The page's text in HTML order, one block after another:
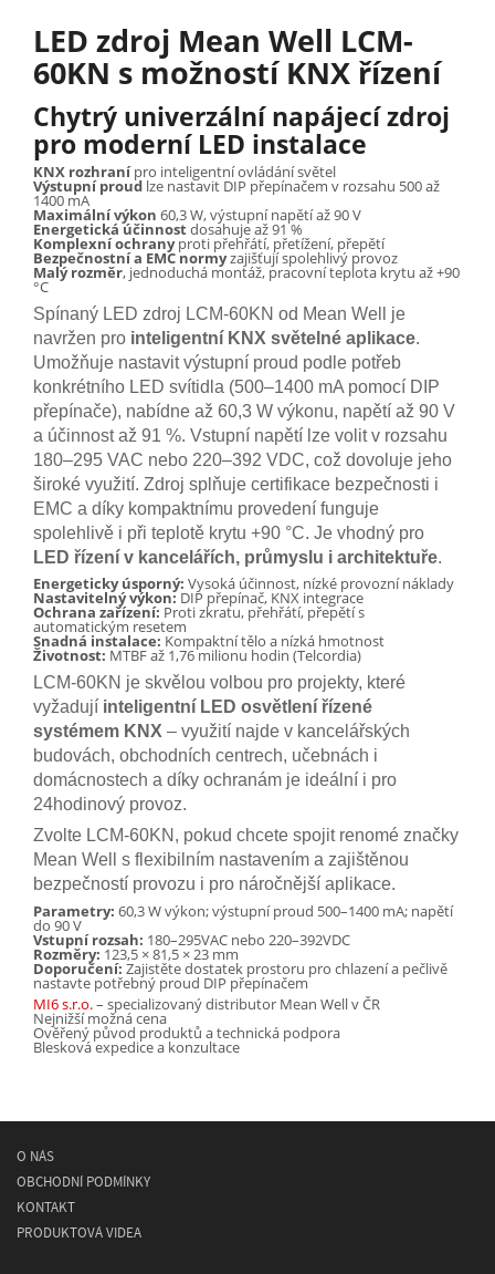
LED zdroj Mean Well LCM-
60KN s možností KNX řízení
Chytrý univerzální napájecí zdroj
pro moderní LED instalace
KNX rozhranípro inteligentní ovládání světel
Výstupní proud lze nastavit DIP přepínačem v rozsahu 500 až
1400 mA
Maximální výkon 60,3 W, výstupní napětí až 90 V
Energetická účinnostdosahuje až 91 %
Komplexní ochranyproti přehřátí, přetížení, přepětí
Bezpečnostní a EMC normyzajišťují spolehlivý provoz
Malý rozměr, jednoduchá montáž, pracovní teplota krytu až +90
°C
Spínaný LED zdroj LCM-60KN od Mean Well je
navržen pro inteligentní KNX světelné aplikace.
Umožňuje nastavit výstupní proud podle potřeb
konkrétního LED svítidla (500–1400 mA pomocí DIP
přepínače), nabídne až 60,3 W výkonu, napětí až 90 V
a účinnost až 91 %. Vstupní napětí lze volit v rozsahu
180–295 VAC nebo 220–392 VDC, což dovoluje jeho
široké využití. Zdroj splňuje certifikace bezpečnosti i
EMC a díky kompaktnímu provedení funguje
spolehlivě i při teplotě krytu +90 °C. Je vhodný pro
LED řízení v kancelářích, průmyslu i architektuře.
Energeticky úsporný: Vysoká účinnost, nízké provozní náklady
Nastavitelný výkon: DIP přepínač, KNX integrace
Ochrana zařízení: Proti zkratu, přehřátí, přepětí s
automatickým resetem
Snadná instalace: Kompaktní tělo a nízká hmotnost
Životnost: MTBF až 1,76 milionu hodin (Telcordia)
LCM-60KN je skvělou volbou pro projekty, které
vyžadují inteligentní LED osvětlení řízené
systémem KNX – využití najde v kancelářských
budovách, obchodních centrech, učebnách i
domácnostech a díky ochranám je ideální i pro
24hodinový provoz.
Zvolte LCM-60KN, pokud chcete spojit renomé značky
Mean Well s flexibilním nastavením a zajištěnou
bezpečností provozu i pro náročnější aplikace.
Parametry: 60,3 W výkon; výstupní proud 500–1400 mA; napětí
do 90 V
Vstupní rozsah: 180–295VAC nebo 220–392VDC
Rozměry: 123,5 × 81,5 × 23 mm
Doporučení: Zajistěte dostatek prostoru pro chlazení a pečlivě
nastavte potřebný proud DIP přepínačem
MI6 s.r.o.– specializovaný distributor Mean Well v ČR
Nejnižší možná cena
Ověřený původ produktů a technická podpora
Blesková expedice a konzultace
O NÁS
OBCHODNÍ PODMÍNKY
KONTAKT
PRODUKTOVÁ VIDEA